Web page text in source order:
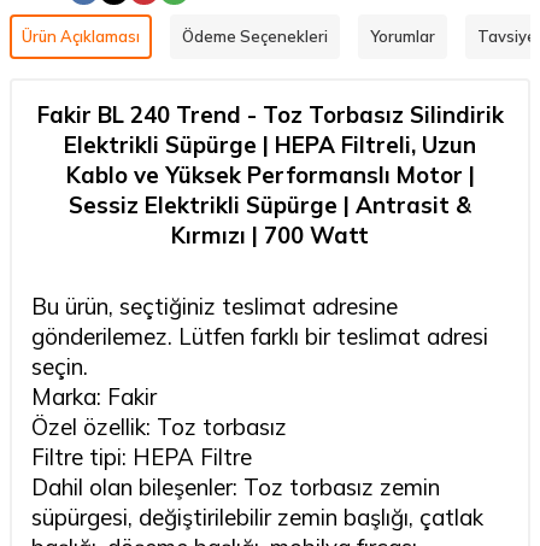
Ürün Açıklaması Ödeme Seçenekleri Yorumlar Tavsiye
Fakir BL 240 Trend - Toz Torbasız Silindirik
Elektrikli Süpürge | HEPA Filtreli, Uzun
Kablo ve Yüksek Performanslı Motor |
Sessiz Elektrikli Süpürge | Antrasit &
Kırmızı | 700 Watt
Bu ürün, seçtiğiniz teslimat adresine
gönderilemez. Lütfen farklı bir teslimat adresi
seçin.
Marka: Fakir
Özel özellik: Toz torbasız
Filtre tipi: HEPA Filtre
Dahil olan bileşenler: Toz torbasız zemin
süpürgesi, değiştirilebilir zemin başlığı, çatlak